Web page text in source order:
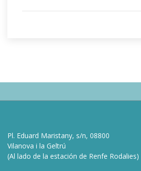
Pl. Eduard Maristany, s/n, 08800
Vilanova i la Geltrú
(Al lado de la estación de Renfe Rodalies)